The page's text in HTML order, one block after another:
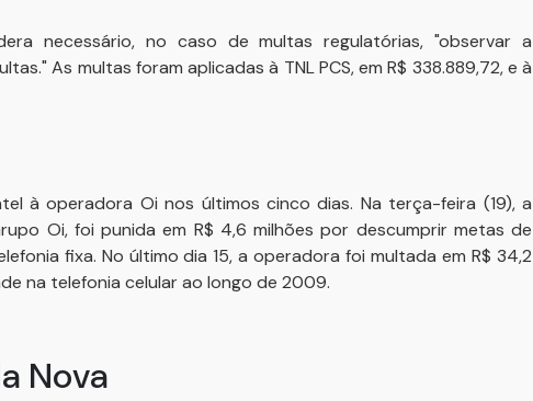
necessário, no caso de multas regulatórias, "observar a
As multas foram aplicadas à TNL PCS, em R$ 338.889,72, e à
à operadora Oi nos últimos cinco dias. Na terça-feira (19), a
Oi, foi punida em R$ 4,6 milhões por descumprir metas de
fixa. No último dia 15, a operadora foi multada em R$ 34,2
na telefonia celular ao longo de 2009.
Nova